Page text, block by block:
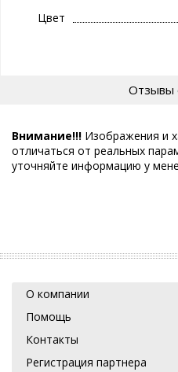
Цвет
Отзывы
Внимание!!! Изображения и
отличаться от реальных
уточняйте информацию у
О компании
Помощь
Контакты
Регистрация партнера